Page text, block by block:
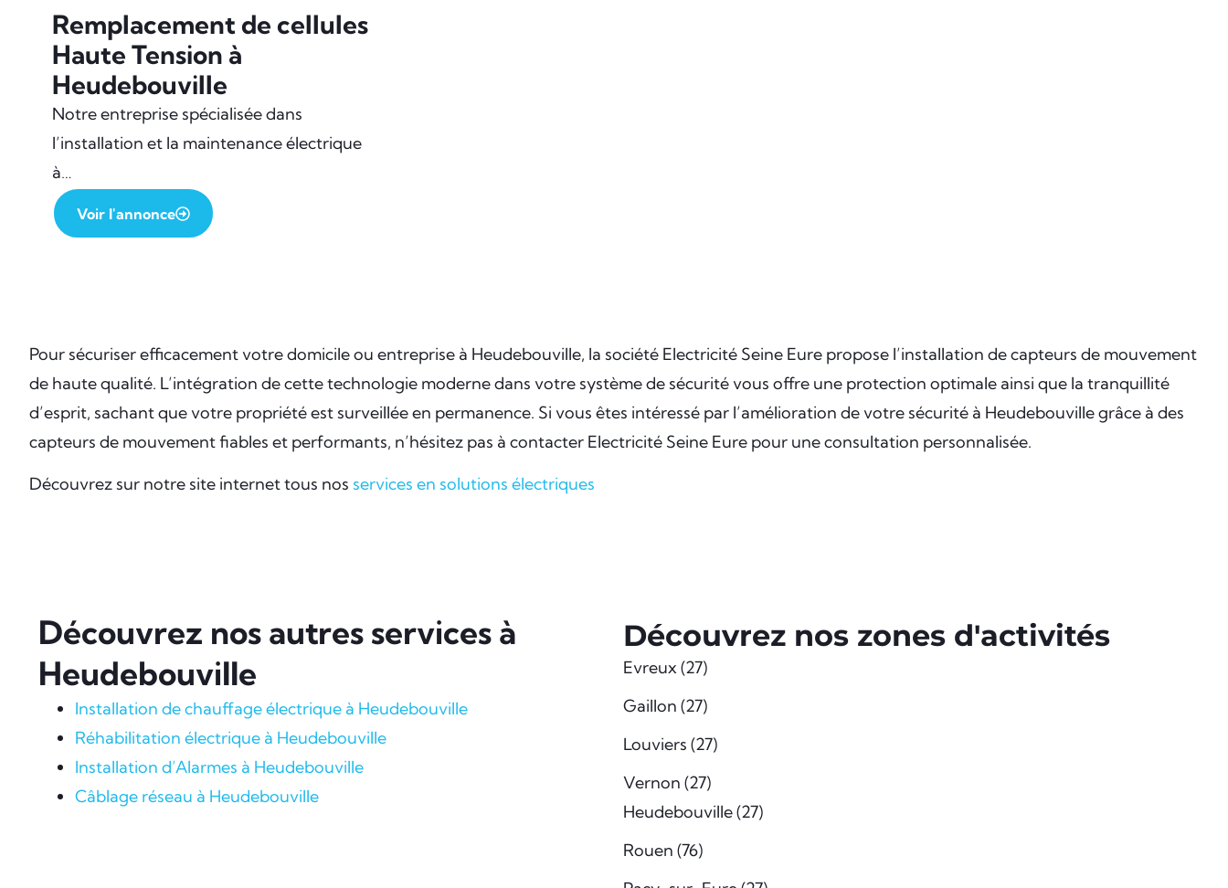
Remplacement de cellules
Haute Tension à
Heudebouville
Notre entreprise spécialisée dans
l’installation et la maintenance électrique
à…
Voir l'annonce
Pour sécuriser efficacement votre domicile ou entreprise à Heudebouville, la société Electricité Seine Eure propose l’installation de capteurs de mouvement
de haute qualité. L’intégration de cette technologie moderne dans votre système de sécurité vous offre une protection optimale ainsi que la tranquillité
d’esprit, sachant que votre propriété est surveillée en permanence. Si vous êtes intéressé par l’amélioration de votre sécurité à Heudebouville grâce à des
capteurs de mouvement fiables et performants, n’hésitez pas à contacter Electricité Seine Eure pour une consultation personnalisée.
Découvrez sur notre site internet tous nos services en solutions électriques
Découvrez nos autres services à
Heudebouville
Installation de chauffage électrique à Heudebouville
Réhabilitation électrique à Heudebouville
Installation d’Alarmes à Heudebouville
Câblage réseau à Heudebouville
Découvrez nos zones d'activités
Evreux (27)
Gaillon (27)
Louviers (27)
Vernon (27)
Heudebouville (27)
Rouen (76)